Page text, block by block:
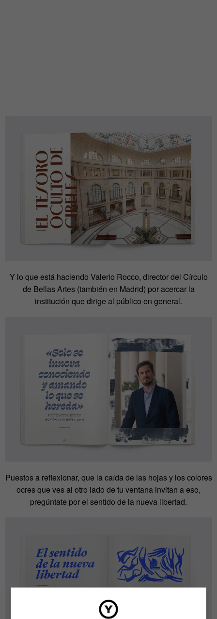
Y lo que está haciendo Valerio Rocco, director del Círculo
de Bellas Artes (también en Madrid) por acercar la
institución que dirige al público en general.
Puestos a reflexionar, que la caída de las hojas y los colores
ocres que ves al otro lado de tu ventana invitan a eso,
pregúntate por el sentido de la nueva libertad.